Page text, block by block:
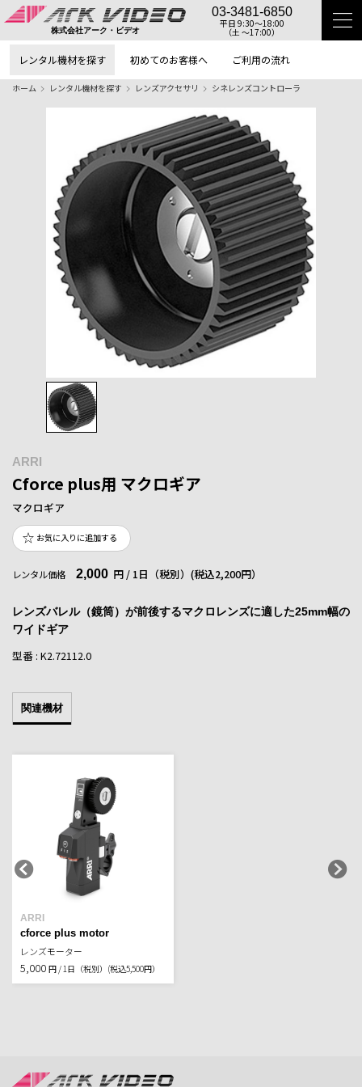
株式会社アーク・ビデオ
03-3481-6850
平日 9:30〜18:00
（土 〜17:00）
レンタル機材を探す 初めてのお客様へ ご利用の流れ
ホーム レンタル機材を探す レンズアクセサリ シネレンズコントローラ
ARRI
Cforce plus用 マクロギア
マクロギア
お気に入りに追加する
レンタル価格 2,000 円 / 1日（税別） (税込2,200円）
レンズバレル（鏡筒）が前後するマクロレンズに適した25mm幅の
ワイドギア
型番 : K2.72112.0
関連機材
ARRI
cforce plus motor
レンズモーター
5,000 円 / 1日（税別） (税込5,500円）